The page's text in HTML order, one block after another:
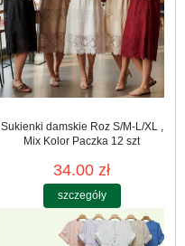
Sukienki damskie Roz S/M-L/XL ,
Mix Kolor Paczka 12 szt
34.00 zł
szczegóły